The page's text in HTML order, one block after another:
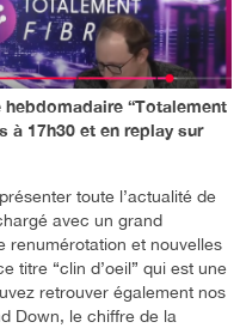
hebdomadaire “Totalement
à 17h30 et en replay sur
toute l’actualité de
avec un grand
renumérotation et nouvelles
titre “clin d’oeil” qui est une
retrouver également nos
Down, le chiffre de la